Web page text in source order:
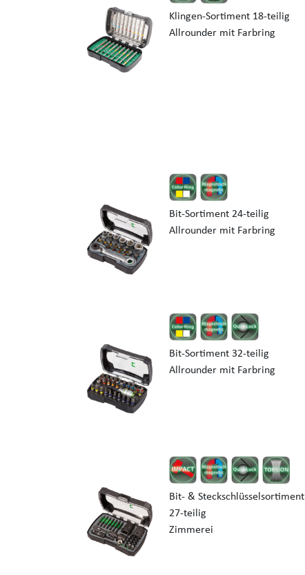
Klingen-Sortiment 18-teilig
Allrounder mit Farbring
Bit-Sortiment 24-teilig
Allrounder mit Farbring
Bit-Sortiment 32-teilig
Allrounder mit Farbring
Bit- & Steckschlüsselsortiment
27-teilig
Zimmerei